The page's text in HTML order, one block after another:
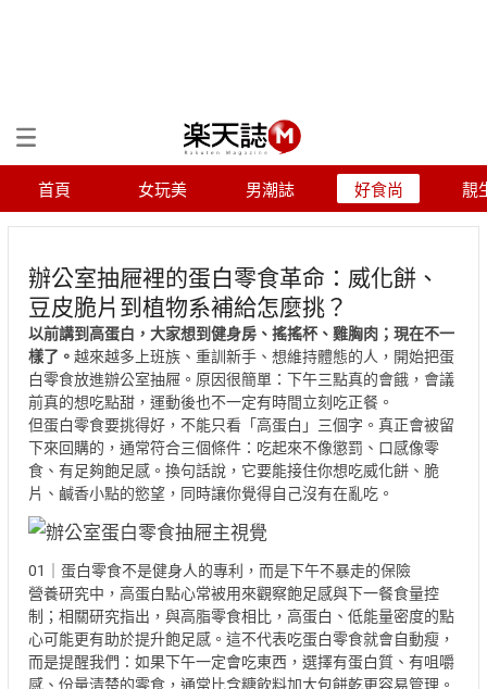
首頁 女玩美 男潮誌 好食尚 靚
辦公室抽屜裡的蛋白零食革命：威化餅、
豆皮脆片到植物系補給怎麼挑？
以前講到高蛋白，大家想到健身房、搖搖杯、雞胸肉；現在不一
樣了。 越來越多上班族、重訓新手、想維持體態的人，開始把蛋
白零食放進辦公室抽屜。原因很簡單：下午三點真的會餓，會議
前真的想吃點甜，運動後也不一定有時間立刻吃正餐。
但蛋白零食要挑得好，不能只看「高蛋白」三個字。真正會被留
下來回購的，通常符合三個條件：吃起來不像懲罰、口感像零
食、有足夠飽足感。換句話說，它要能接住你想吃威化餅、脆
片、鹹香小點的慾望，同時讓你覺得自己沒有在亂吃。
01｜蛋白零食不是健身人的專利，而是下午不暴走的保險
營養研究中，高蛋白點心常被用來觀察飽足感與下一餐食量控
制；相關研究指出，與高脂零食相比，高蛋白、低能量密度的點
心可能更有助於提升飽足感。這不代表吃蛋白零食就會自動瘦，
而是提醒我們：如果下午一定會吃東西，選擇有蛋白質、有咀嚼
感、份量清楚的零食，通常比含糖飲料加大包餅乾更容易管理。